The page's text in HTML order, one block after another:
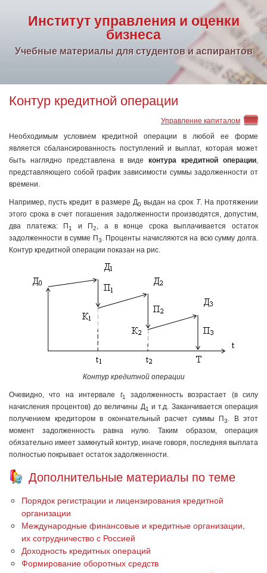
Институт управления и оценки
бизнеса
Учебные материалы для студентов и аспирантов
Контур кредитной операции
Управление капиталом
Необходимым условием кредитной операции в любой ее форме
является сбалансированность поступлений и выплат, которая может
быть наглядно представлена в видеконтура кредитной операции,
представляющего собой график зависимости суммы задолженности от
времени.
Например, пусть кредит в размере Д0выдан на срок Т. На протяжении
этого срока в счет погашения задолженности производятся, допустим,
два платежа: П 1 и П2, а в конце срока выплачивается остаток
задолженности в сумме П3. Проценты начисляются на всю сумму долга.
Контур кредитной операции показан на рис.
Контур кредитной операции
Очевидно, что на интервале t1
задолженность возрастает (в силу
начисления процентов) до величины Д1 и т.д. Заканчивается операция
получением кредитором в окончательный расчет суммы П3. В этот
момент задолженность равна нулю. Таким образом, операция
обязательно имеет замкнутый контур, иначе говоря, последняя выплата
полностью покрывает остаток задолженности.
Дополнительные материалы по теме
Порядок регистрации и лицензирования кредитной
организации
Международные финансовые и кредитные организации,
их сотрудничество с Россией
Доходность кредитных операций
Формирование оборотных средств